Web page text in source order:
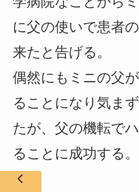
に父の使いで患者
来たと告げる。
偶然にもミニの父
ることになり気ま
たが、父の機転で
ることに成功する。